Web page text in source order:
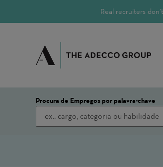
Real recruiters
Procura de Empregos por palavra-chave